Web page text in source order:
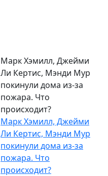
Марк Хэмилл, Джейми
Ли Кертис, Мэнди Мур
покинули дома из-за
пожара. Что
происходит?
Марк Хэмилл, Джейми
Ли Кертис, Мэнди Мур
покинули дома из-за
пожара. Что
происходит?